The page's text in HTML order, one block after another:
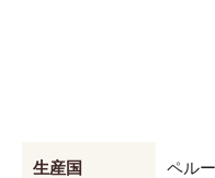
生産国 ペルー